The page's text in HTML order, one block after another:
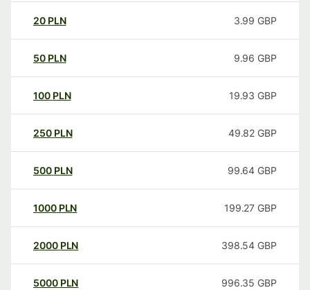
20 PLN 3.99 GBP
50 PLN 9.96 GBP
100 PLN 19.93 GBP
250 PLN 49.82 GBP
500 PLN 99.64 GBP
1000 PLN 199.27 GBP
2000 PLN 398.54 GBP
5000 PLN 996.35 GBP